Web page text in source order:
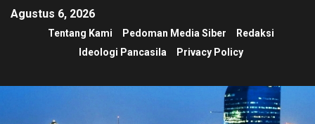
Agustus 6, 2026
Tentang Kami Pedoman Media Siber
Redaksi
Ideologi Pancasila
Privacy Policy